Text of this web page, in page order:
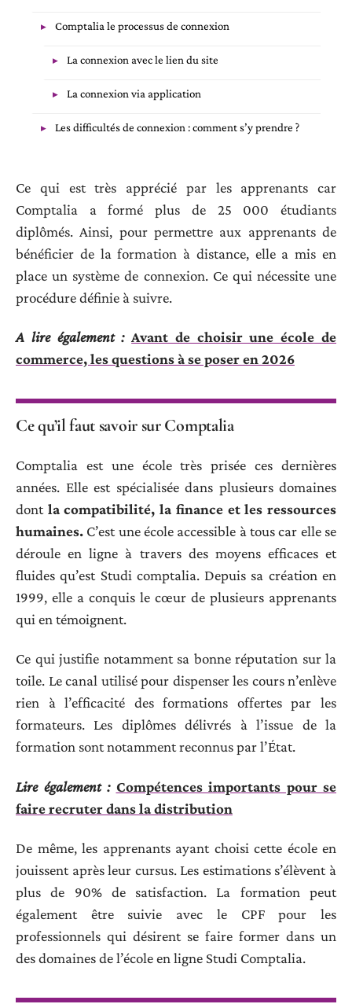
Comptalia le processus de connexion
La connexion avec le lien du site
La connexion via application
Les difficultés de connexion : comment s’y prendre ?
Ce qui est très apprécié par les apprenants car
Comptalia a formé plus de 25 000 étudiants
diplômés. Ainsi, pour permettre aux apprenants de
bénéficier de la formation à distance, elle a mis en
place un système de connexion. Ce qui nécessite une
procédure définie à suivre.
A lire également : Avant de choisir une école de
commerce, les questions à se poser en 2026
Ce qu’il faut savoir sur Comptalia
Comptalia est une école très prisée ces dernières
années. Elle est spécialisée dans plusieurs domaines
dontla compatibilité, la finance et les ressources
humaines. C’est une école accessible à tous car elle se
déroule en ligne à travers des moyens efficaces et
fluides qu’est Studi comptalia. Depuis sa création en
1999, elle a conquis le cœur de plusieurs apprenants
qui en témoignent.
Ce qui justifie notamment sa bonne réputation sur la
toile. Le canal utilisé pour dispenser les cours n’enlève
rien à l’efficacité des formations offertes par les
formateurs. Les diplômes délivrés à l’issue de la
formation sont notamment reconnus par l’État.
Lire également : Compétences importants pour se
faire recruter dans la distribution
De même, les apprenants ayant choisi cette école en
jouissent après leur cursus. Les estimations s’élèvent à
plus de 90% de satisfaction. La formation peut
également être suivie avec le CPF pour les
professionnels qui désirent se faire former dans un
des domaines de l’école en ligne Studi Comptalia.